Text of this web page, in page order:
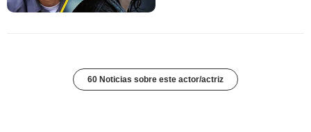
60 Noticias sobre este actor/actriz